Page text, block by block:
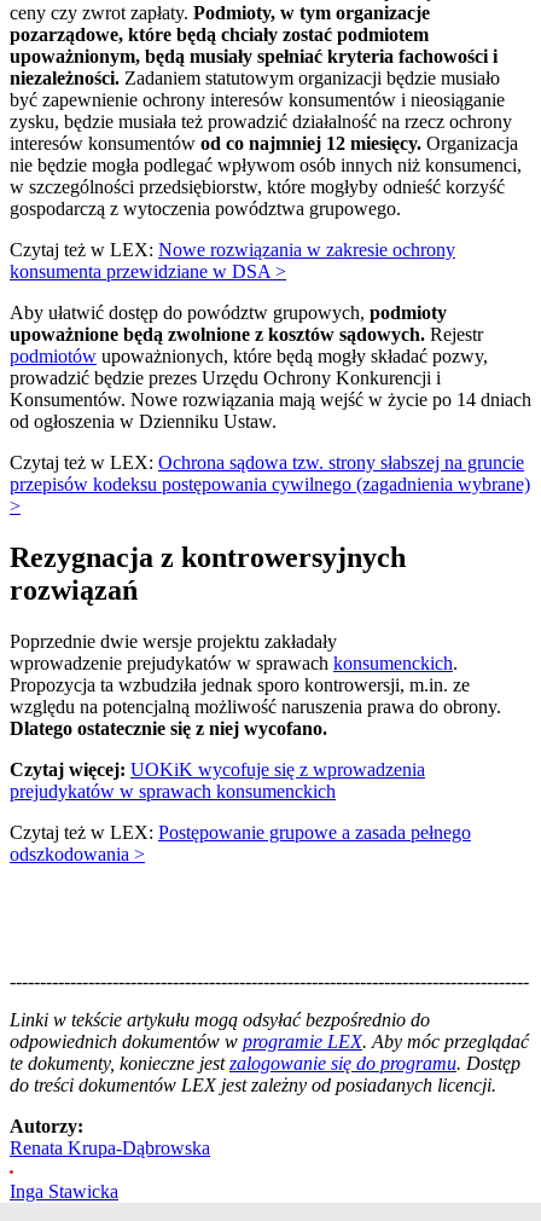
ceny czy zwrot zapłaty. Podmioty, w tym organizacje
pozarządowe, które będą chciały zostać podmiotem
upoważnionym, będą musiały spełniać kryteria fachowości i
niezależności. Zadaniem statutowym organizacji będzie musiało
być zapewnienie ochrony interesów konsumentów i nieosiąganie
zysku, będzie musiała też prowadzić działalność na rzecz ochrony
interesów konsumentów od co najmniej 12 miesięcy. Organizacja
nie będzie mogła podlegać wpływom osób innych niż konsumenci,
w szczególności przedsiębiorstw, które mogłyby odnieść korzyść
gospodarczą z wytoczenia powództwa grupowego.
Czytaj też w LEX: Nowe rozwiązania w zakresie ochrony
konsumenta przewidziane w DSA >
Aby ułatwić dostęp do powództw grupowych, podmioty
upoważnione będą zwolnione z kosztów sądowych. Rejestr
podmiotów upoważnionych, które będą mogły składać pozwy,
prowadzić będzie prezes Urzędu Ochrony Konkurencji i
Konsumentów. Nowe rozwiązania mają wejść w życie po 14 dniach
od ogłoszenia w Dzienniku Ustaw.
Czytaj też w LEX: Ochrona sądowa tzw. strony słabszej na gruncie
przepisów kodeksu postępowania cywilnego (zagadnienia wybrane)
>
Rezygnacja z kontrowersyjnych
rozwiązań
Poprzednie dwie wersje projektu zakładały
wprowadzenie prejudykatów w sprawach konsumenckich.
Propozycja ta wzbudziła jednak sporo kontrowersji, m.in. ze
względu na potencjalną możliwość naruszenia prawa do obrony.
Dlatego ostatecznie się z niej wycofano.
Czytaj więcej: UOKiK wycofuje się z wprowadzenia
prejudykatów w sprawach konsumenckich
Czytaj też w LEX: Postępowanie grupowe a zasada pełnego
odszkodowania >
--------------------------------------------------------------------------------------
Linki w tekście artykułu mogą odsyłać bezpośrednio do
odpowiednich dokumentów w programie LEX. Aby móc przeglądać
te dokumenty, konieczne jestzalogowanie się do programu. Dostęp
do treści dokumentów LEX jest zależny od posiadanych licencji.
Autorzy:
Renata Krupa-Dąbrowska
Inga Stawicka